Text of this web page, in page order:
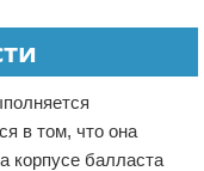
в том, что она
корпусе балласта